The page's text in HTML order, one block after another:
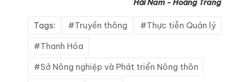
Hải Nam - Hoàng Trang
Tags: Truyền thông Thực tiễn Quản lý
Thanh Hóa
Sở Nông nghiệp và Phát triển Nông thôn